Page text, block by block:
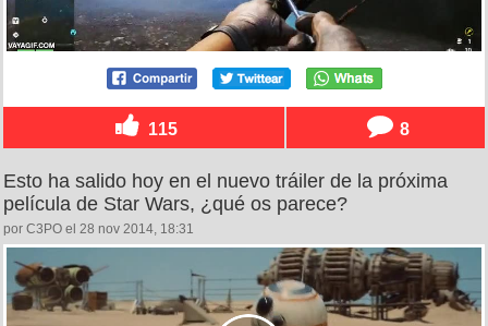
115 8
Esto ha salido hoy en el nuevo tráiler de la próxima
película de Star Wars, ¿qué os parece?
por C3PO el 28 nov 2014, 18:31